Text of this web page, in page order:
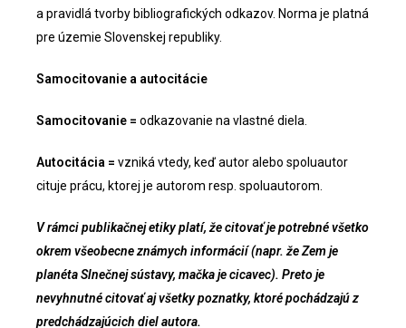
a pravidlá tvorby bibliografických odkazov. Norma je platná
pre územie Slovenskej republiky.
Samocitovanie a autocitácie
Samocitovanie = odkazovanie na vlastné diela.
Autocitácia = vzniká vtedy, keď autor alebo spoluautor
cituje prácu, ktorej je autorom resp. spoluautorom.
V rámci publikačnej etiky platí, že citovať je potrebné všetko
okrem všeobecne známych informácií (napr. že Zem je
planéta Slnečnej sústavy, mačka je cicavec). Preto je
nevyhnutné citovať aj všetky poznatky, ktoré pochádzajú z
predchádzajúcich diel autora.